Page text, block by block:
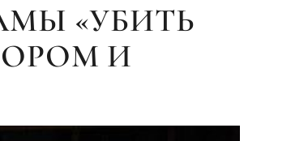
«УБИТЬ
И